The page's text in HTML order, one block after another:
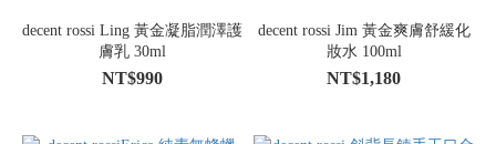
decent rossi Ling 黃金凝脂潤澤護
膚乳 30ml
NT$990
decent rossi Jim 黃金爽膚舒緩化
妝水 100ml
NT$1,180